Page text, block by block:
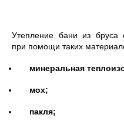
Утепление бани из бруса
при помощи таких
минеральная
мох;
пакля;